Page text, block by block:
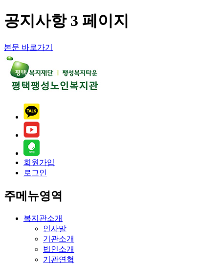
공지사항 3 페이지
본문 바로가기
회원가입
로그인
주메뉴영역
복지관소개
인사말
기관소개
법인소개
기관연혁